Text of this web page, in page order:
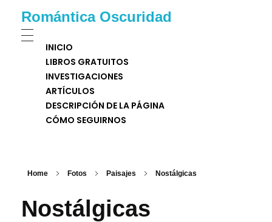
Romántica Oscuridad
INICIO
LIBROS GRATUITOS
INVESTIGACIONES
ARTÍCULOS
DESCRIPCIÓN DE LA PÁGINA
CÓMO SEGUIRNOS
Home Fotos Paisajes Nostálgicas
Nostálgicas